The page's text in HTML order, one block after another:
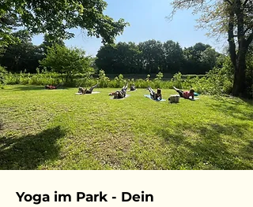
Yoga im Park - Dein